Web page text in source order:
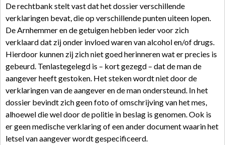
De rechtbank stelt vast dat het dossier verschillende
verklaringen bevat, die op verschillende punten uiteen lopen.
De Arnhemmer en de getuigen hebben ieder voor zich
verklaard dat zij onder invloed waren van alcohol en/of drugs.
Hierdoor kunnen zij zich niet goed herinneren wat er precies is
gebeurd. Tenlastegelegd is – kort gezegd – dat de man de
aangever heeft gestoken. Het steken wordt niet door de
verklaringen van de aangever en de man ondersteund. In het
dossier bevindt zich geen foto of omschrijving van het mes,
alhoewel die wel door de politie in beslag is genomen. Ook is
er geen medische verklaring of een ander document waarin het
letsel van aangever wordt gespecificeerd.